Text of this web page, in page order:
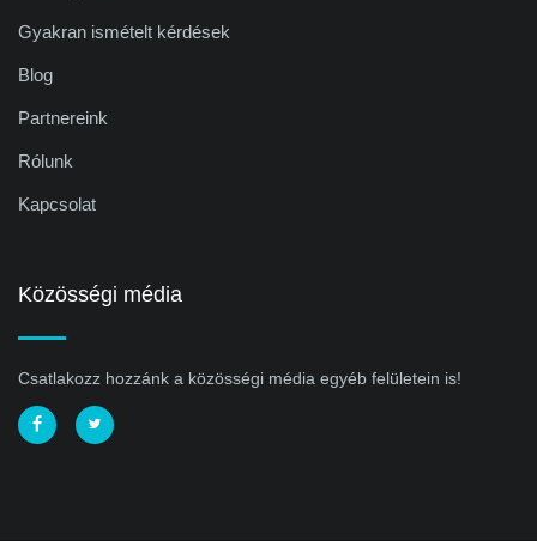
Gyakran ismételt kérdések
Blog
Partnereink
Rólunk
Kapcsolat
Közösségi média
Csatlakozz hozzánk a közösségi média egyéb felületein is!